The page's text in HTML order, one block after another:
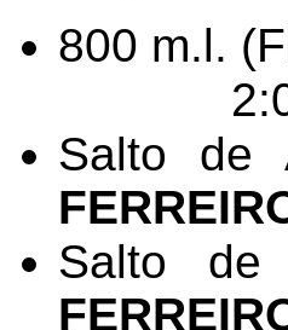
800 m.l.
Salto de
Salto de